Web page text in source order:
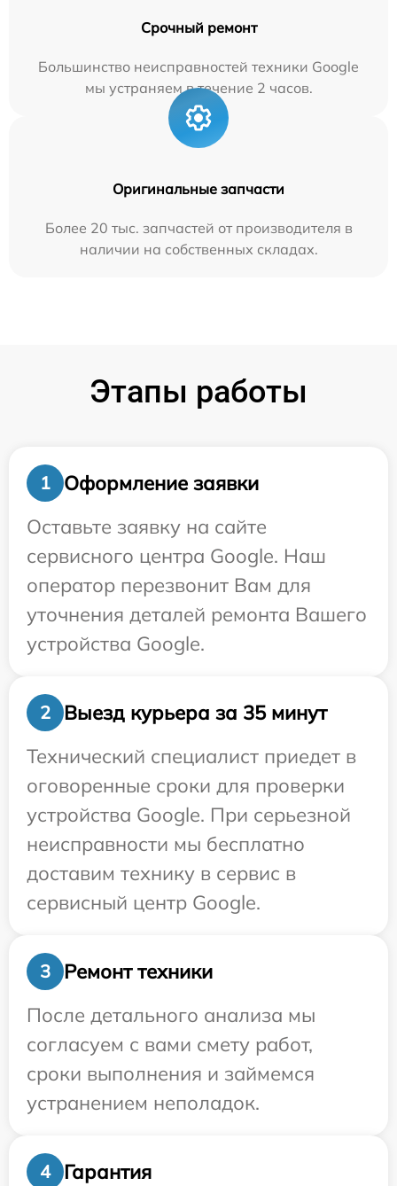
Срочный ремонт
Большинство неисправностей техники Google
мы устраняем в течение 2 часов.
Оригинальные запчасти
Более 20 тыс. запчастей от производителя в
наличии на собственных складах.
Этапы работы
1
Оформление заявки
Оставьте заявку на сайте
сервисного центра Google. Наш
оператор перезвонит Вам для
уточнения деталей ремонта Вашего
устройства Google.
2
Выезд курьера за 35 минут
Технический специалист приедет в
оговоренные сроки для проверки
устройства Google. При серьезной
неисправности мы бесплатно
доставим технику в сервис в
сервисный центр Google.
3
Ремонт техники
После детального анализа мы
согласуем с вами смету работ,
сроки выполнения и займемся
устранением неполадок.
4 Гарантия